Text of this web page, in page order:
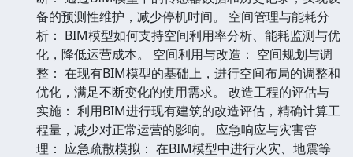
备的预测性维护，减少停机时间。 空间管理与能耗分
析： BIM模型如何支持空间利用率分析、能耗监测与优
化，降低运营成本。 空间利用与改造： 空间规划与调
整： 在现有BIM模型的基础上，进行空间布局的调整和
优化，满足不断变化的使用需求。 改造工程的评估与
实施： 利用BIM进行现有建筑的改造评估，精确计算工
程量，减少对正常运营的影响。 应急响应与灾害管
理： 应急疏散模拟： 在BIM模型中进行火灾、地震等